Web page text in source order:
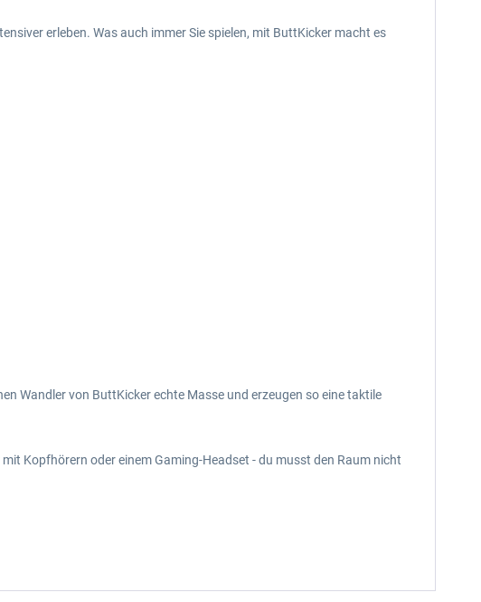
erleben. Was auch immer Sie spielen, mit ButtKicker macht es
Wandler von ButtKicker echte Masse und erzeugen so eine taktile
Kopfhörern oder einem Gaming-Headset - du musst den Raum nicht